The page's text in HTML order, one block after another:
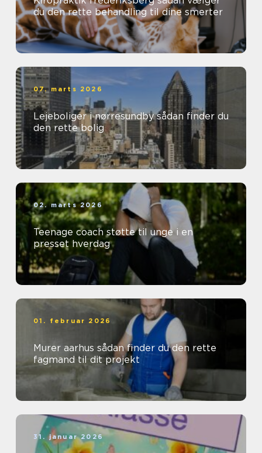
du den rette behandling til dine smerter
07. marts 2026
Lejeboliger i nørresundby sådan finder du
den rette bolig
02. marts 2026
Teenage coach støtte til unge i en
presset hverdag
01. februar 2026
Murer aarhus sådan finder du den rette
fagmand til dit projekt
31. januar 2026